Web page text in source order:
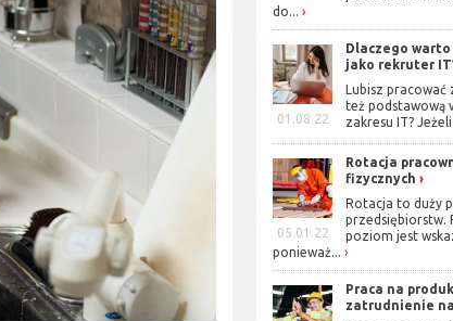
do...
01.08.22
Dlaczego warto
jako rekruter
Lubisz pracować
też podstawową
zakresu IT? Jeżeli
05.01.22
Rotacja
fizycznych
Rotacja to duży
przedsiębiorstw.
poziom jest
ponieważ...
Praca na
zatrudnienie na